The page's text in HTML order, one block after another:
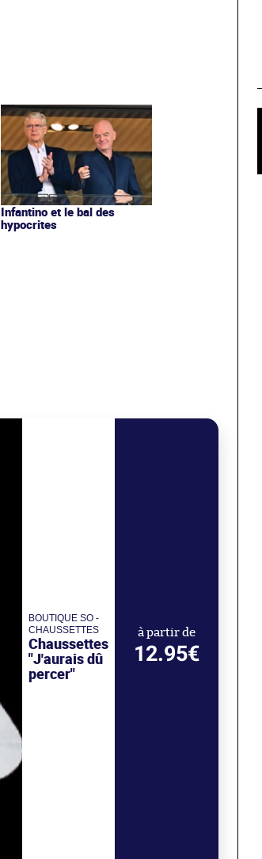
Infantino et le bal des
hypocrites
BOUTIQUE SO -
CHAUSSETTES
Chaussettes
"J'aurais dû
percer"
à partir de
12.95€